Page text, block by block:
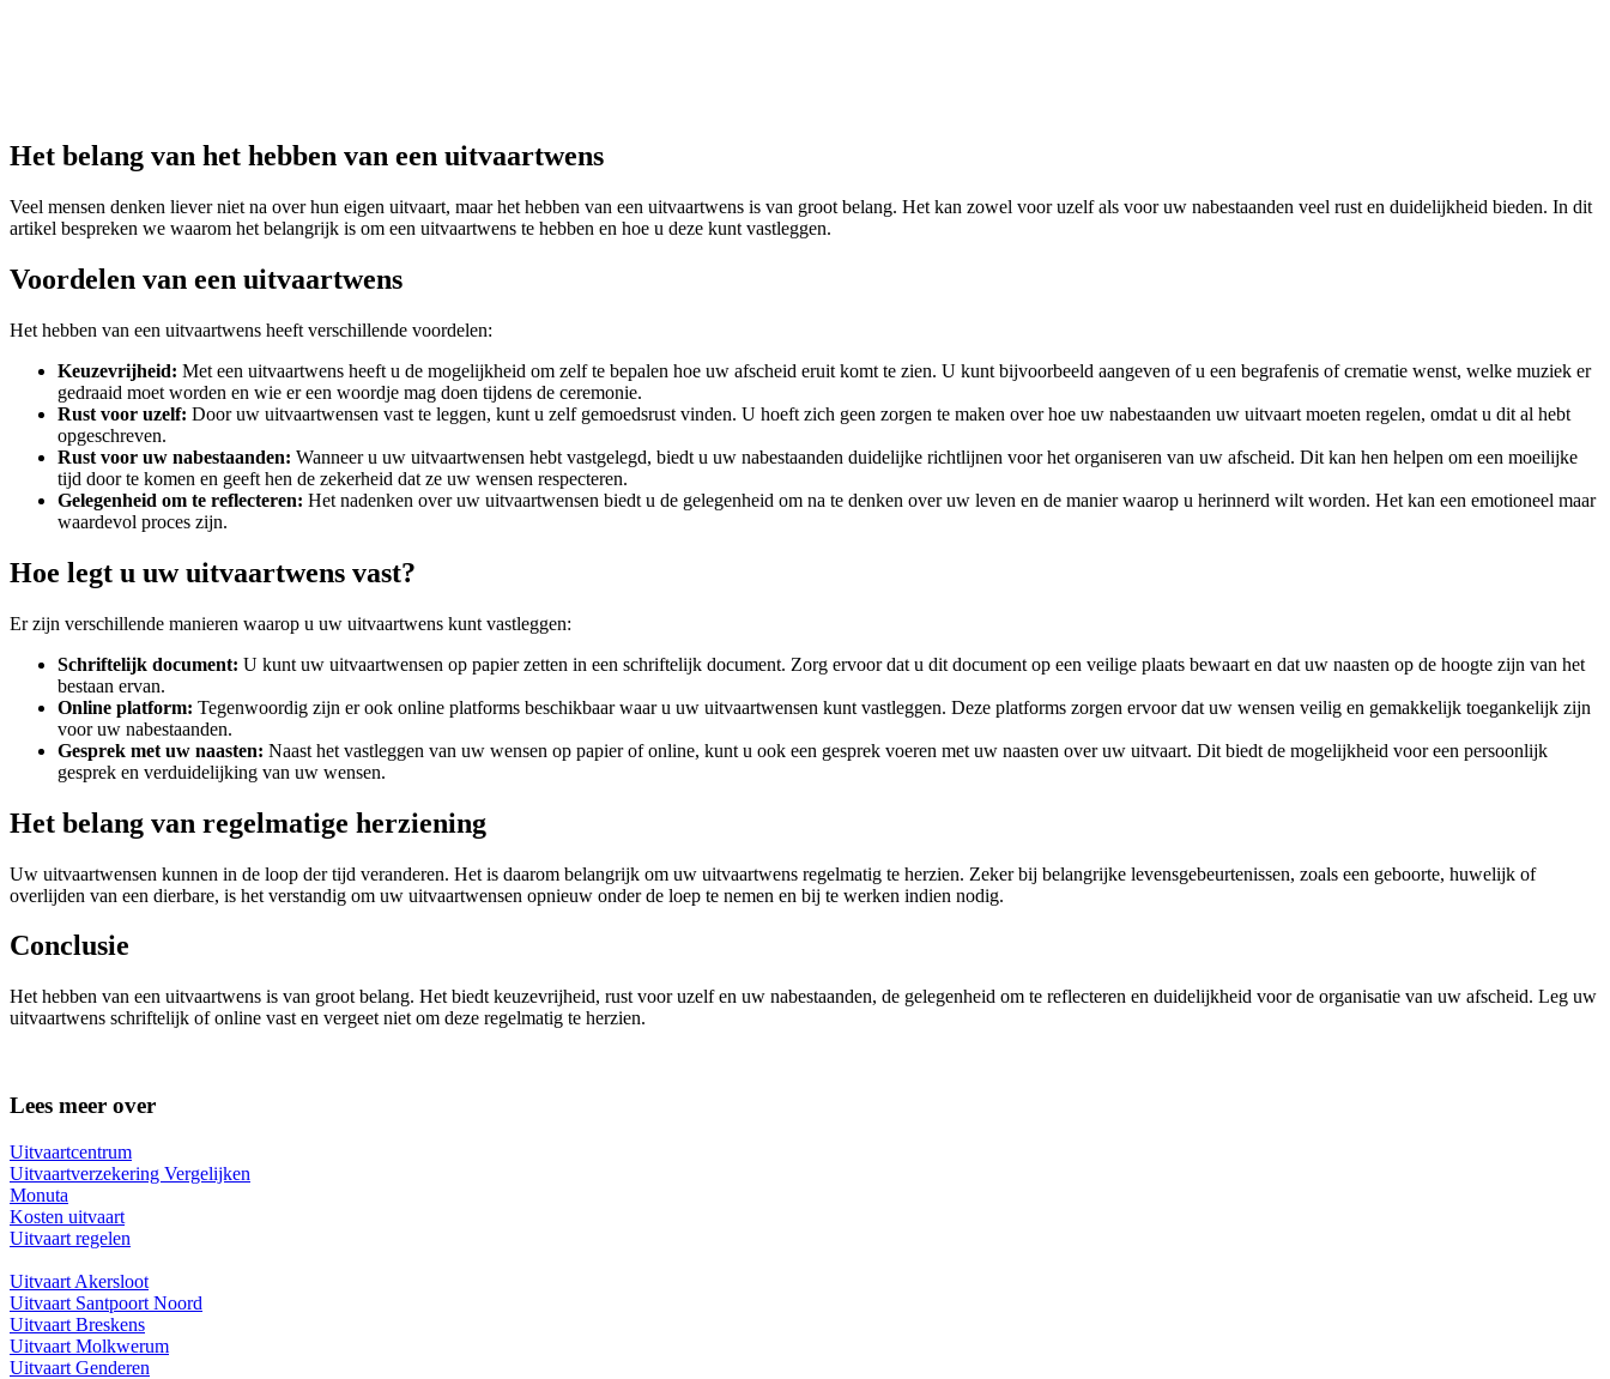
Het belang van het hebben van een uitvaartwens
Veel mensen denken liever niet na over hun eigen uitvaart, maar het hebben van een uitvaartwens is van groot belang. Het kan zowel voor uzelf als voor uw nabestaanden veel rust en duidelijkheid bieden. In dit
artikel bespreken we waarom het belangrijk is om een uitvaartwens te hebben en hoe u deze kunt vastleggen.
Voordelen van een uitvaartwens
Het hebben van een uitvaartwens heeft verschillende voordelen:
Keuzevrijheid: Met een uitvaartwens heeft u de mogelijkheid om zelf te bepalen hoe uw afscheid eruit komt te zien. U kunt bijvoorbeeld aangeven of u een begrafenis of crematie wenst, welke muziek er
gedraaid moet worden en wie er een woordje mag doen tijdens de ceremonie.
Rust voor uzelf: Door uw uitvaartwensen vast te leggen, kunt u zelf gemoedsrust vinden. U hoeft zich geen zorgen te maken over hoe uw nabestaanden uw uitvaart moeten regelen, omdat u dit al hebt
opgeschreven.
Rust voor uw nabestaanden: Wanneer u uw uitvaartwensen hebt vastgelegd, biedt u uw nabestaanden duidelijke richtlijnen voor het organiseren van uw afscheid. Dit kan hen helpen om een moeilijke
tijd door te komen en geeft hen de zekerheid dat ze uw wensen respecteren.
Gelegenheid om te reflecteren: Het nadenken over uw uitvaartwensen biedt u de gelegenheid om na te denken over uw leven en de manier waarop u herinnerd wilt worden. Het kan een emotioneel maar
waardevol proces zijn.
Hoe legt u uw uitvaartwens vast?
Er zijn verschillende manieren waarop u uw uitvaartwens kunt vastleggen:
Schriftelijk document: U kunt uw uitvaartwensen op papier zetten in een schriftelijk document. Zorg ervoor dat u dit document op een veilige plaats bewaart en dat uw naasten op de hoogte zijn van het
bestaan ervan.
Online platform: Tegenwoordig zijn er ook online platforms beschikbaar waar u uw uitvaartwensen kunt vastleggen. Deze platforms zorgen ervoor dat uw wensen veilig en gemakkelijk toegankelijk zijn
voor uw nabestaanden.
Gesprek met uw naasten: Naast het vastleggen van uw wensen op papier of online, kunt u ook een gesprek voeren met uw naasten over uw uitvaart. Dit biedt de mogelijkheid voor een persoonlijk
gesprek en verduidelijking van uw wensen.
Het belang van regelmatige herziening
Uw uitvaartwensen kunnen in de loop der tijd veranderen. Het is daarom belangrijk om uw uitvaartwens regelmatig te herzien. Zeker bij belangrijke levensgebeurtenissen, zoals een geboorte, huwelijk of
overlijden van een dierbare, is het verstandig om uw uitvaartwensen opnieuw onder de loep te nemen en bij te werken indien nodig.
Conclusie
Het hebben van een uitvaartwens is van groot belang. Het biedt keuzevrijheid, rust voor uzelf en uw nabestaanden, de gelegenheid om te reflecteren en duidelijkheid voor de organisatie van uw afscheid. Leg uw
uitvaartwens schriftelijk of online vast en vergeet niet om deze regelmatig te herzien.
Lees meer over
Uitvaartcentrum
Uitvaartverzekering Vergelijken
Monuta
Kosten uitvaart
Uitvaart regelen
Uitvaart Akersloot
Uitvaart Santpoort Noord
Uitvaart Breskens
Uitvaart Molkwerum
Uitvaart Genderen